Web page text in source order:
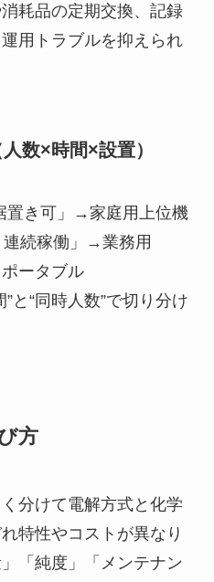
耗品の定期交換、記録
用トラブルを抑えられ
数×時間×設置）
置き可」→家庭用上位機
連続稼働」→業務用
ータブル
と“同時人数”で切り分け
方
分けて電解方式と化学
特性やコストが異なり
「純度」「メンテナン